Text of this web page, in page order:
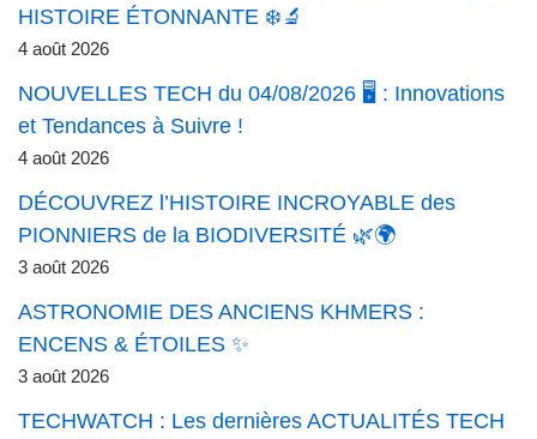
HISTOIRE ÉTONNANTE ❄️🔬
4 août 2026
NOUVELLES TECH du 04/08/2026 🖥️ : Innovations
et Tendances à Suivre !
4 août 2026
DÉCOUVREZ l’HISTOIRE INCROYABLE des
PIONNIERS de la BIODIVERSITÉ 🌿🌍
3 août 2026
ASTRONOMIE DES ANCIENS KHMERS :
ENCENS & ÉTOILES ✨
3 août 2026
TECHWATCH : Les dernières ACTUALITÉS TECH